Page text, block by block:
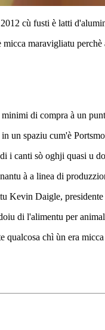
cù fusti è latti
maravigliatu
di compra à un
spaziu cum'è
i canti sò oghji quasi u
à a linea di
Kevin Daigle,
di l'alimentu per
chì ùn era